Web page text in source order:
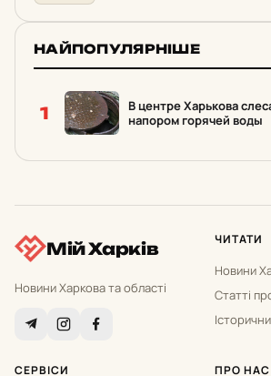
НАЙПОПУЛЯРНІШЕ
1
В центре Харькова
напором горячей воды
Мій Харків
Новини Харкова та області
ЧИТАТИ
Новини
Статті
СЕРВІСИ ПРО НАС